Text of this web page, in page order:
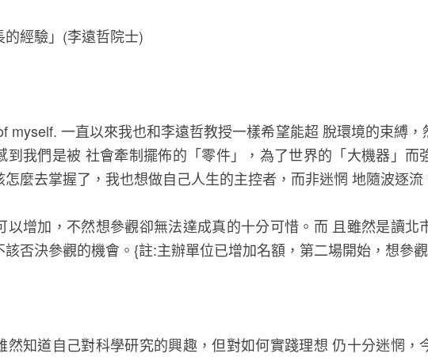
經驗」(李遠哲院士)
myself. 一直以來我也和李遠哲教授一樣希望能超 脫環境的束縛
到我們是被 社會牽制擺佈的「零件」，為了世界的「大機器」而
麼去掌握了，我也想做自己人生的主控者，而非迷惘 地隨波逐流
以增加，不然想參觀卻無法達成真的十分可惜。而 且雖然是讀北
否決參觀的機會。{註:主辦單位已增加名額，第二場開始，想參
然知道自己對科學研究的興趣，但對如何實踐理想 仍十分迷惘，